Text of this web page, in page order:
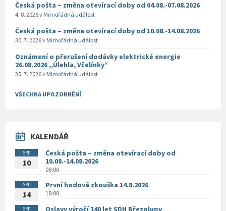
Česká pošta – změna otevírací doby od 04.08.-07.08.2026
4. 8. 2026v Mimořádná událost
Česká pošta – změna otevírací doby od 10.08.-14.08.2026
30. 7. 2026v Mimořádná událost
Oznámení o přerušení dodávky elektrické energie
26.08.2026 ,,Úlehla, Včelínky“
30. 7. 2026v Mimořádná událost
VŠECHNA UPOZORNĚNÍ
KALENDÁŘ
SRP
10
Česká pošta – změna otevírací doby od
10.08.-14.08.2026
08:00
SRP
14
První hodová zkouška 14.8.2026
18:00
SRP Oslavy výročí 140 let SDH Březolupy